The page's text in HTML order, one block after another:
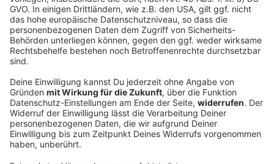
Müder FC Augsburg gewinnt Härtetest -
Kabadayi nach Kroatien